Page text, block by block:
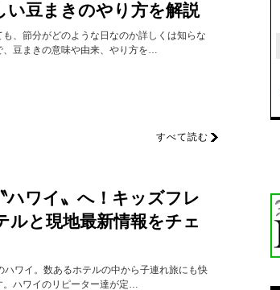
い豆まきのやり方を解説
、節分がどのような日なのか詳しくは知らな
、豆まきの意味や由来、やり方を…
すべて読む
ハワイ〟へ！キッズフレ
ルと現地最新情報をチェ
ハワイ。数あるホテルの中から子連れ旅にも快
。ハワイのリピーター達が定…